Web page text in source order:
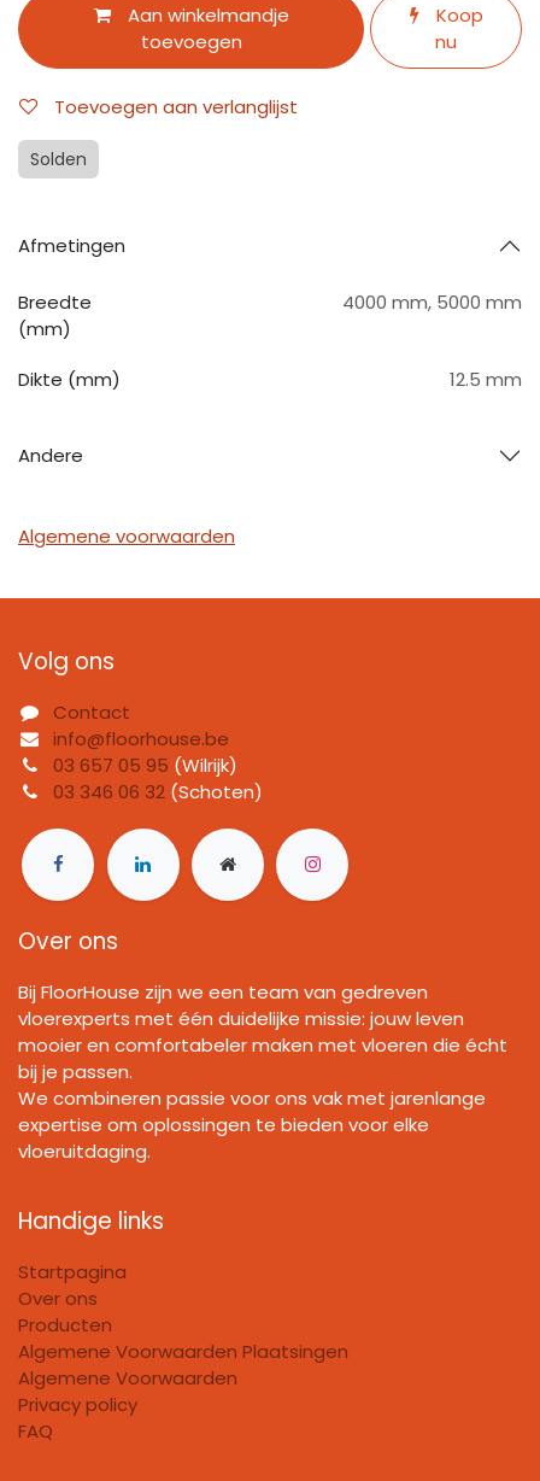
Aan winkelmandje
toevoegen
Koop
nu
Toevoegen aan verlanglijst
Solden
Afmetingen
Breedte
(mm)
4000 mm, 5000 mm
Dikte (mm) 12.5 mm
Andere
Algemene voorwaarden
Volg ons
Contact
info@floorhouse.be
03 657 05 95 (Wilrijk)
03 346 06 32 (Schoten)
Over ons
Bij FloorHouse zijn we een team van gedreven
vloerexperts met één duidelijke missie: jouw leven
mooier en comfortabeler maken met vloeren die écht
bij je passen.
We combineren passie voor ons vak met jarenlange
expertise om oplossingen te bieden voor elke
vloeruitdaging.
Handige links
Startpagina
Over ons
Producten
Algemene Voorwaarden Plaatsingen
Algemene Voorwaarden
Privacy policy
FAQ